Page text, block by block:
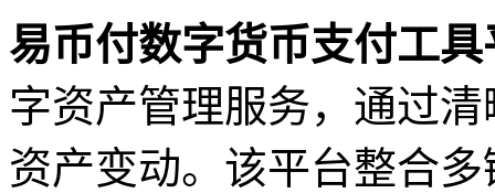
易币付数字货币支付工具
字资产管理服务，通过
资产变动。该平台整合